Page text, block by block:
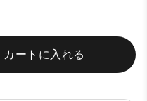
カートに入れる